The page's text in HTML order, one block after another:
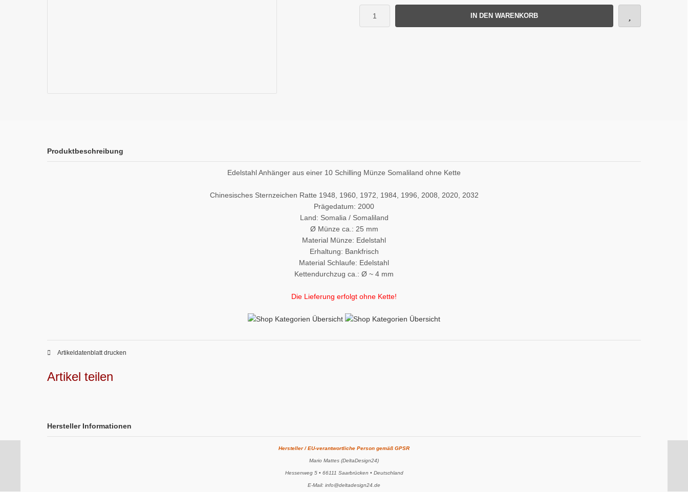
IN DEN WARENKORB
Produktbeschreibung
Edelstahl Anhänger aus einer 10 Schilling Münze Somaliland ohne Kette
Chinesisches Sternzeichen Ratte 1948, 1960, 1972, 1984, 1996, 2008, 2020, 2032
Prägedatum: 2000
Land: Somalia / Somaliland
Ø Münze ca.: 25 mm
Material Münze: Edelstahl
Erhaltung: Bankfrisch
Material Schlaufe: Edelstahl
Kettendurchzug ca.: Ø ~ 4 mm
Die Lieferung erfolgt ohne Kette!
Artikeldatenblatt drucken
Artikel teilen
Hersteller Informationen
Hersteller / EU-verantwortliche Person gemäß GPSR
Mario Mattes (DeltaDesign24)
Hessenweg 5 • 66111 Saarbrücken • Deutschland
E-Mail: info@deltadesign24.de